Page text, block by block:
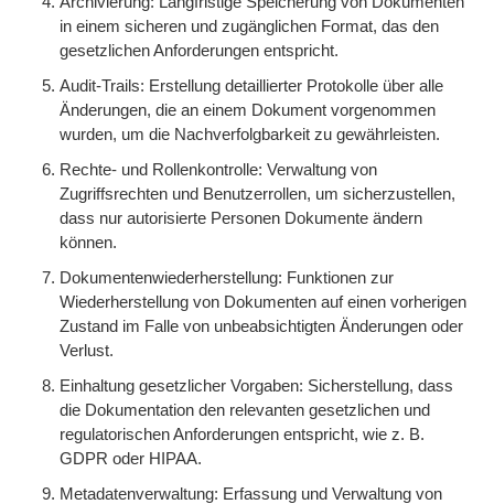
in einem sicheren und zugänglichen Format, das den
gesetzlichen Anforderungen entspricht.
Audit-Trails: Erstellung detaillierter Protokolle über alle
Änderungen, die an einem Dokument vorgenommen
wurden, um die Nachverfolgbarkeit zu gewährleisten.
Rechte- und Rollenkontrolle: Verwaltung von
Zugriffsrechten und Benutzerrollen, um sicherzustellen,
dass nur autorisierte Personen Dokumente ändern
können.
Dokumentenwiederherstellung: Funktionen zur
Wiederherstellung von Dokumenten auf einen vorherigen
Zustand im Falle von unbeabsichtigten Änderungen oder
Verlust.
Einhaltung gesetzlicher Vorgaben: Sicherstellung, dass
die Dokumentation den relevanten gesetzlichen und
regulatorischen Anforderungen entspricht, wie z. B.
GDPR oder HIPAA.
Metadatenverwaltung: Erfassung und Verwaltung von